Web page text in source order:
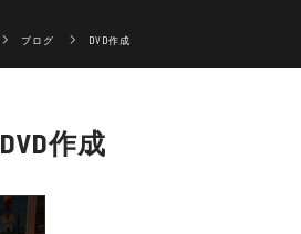
ブログ DVD作成
DVD作成